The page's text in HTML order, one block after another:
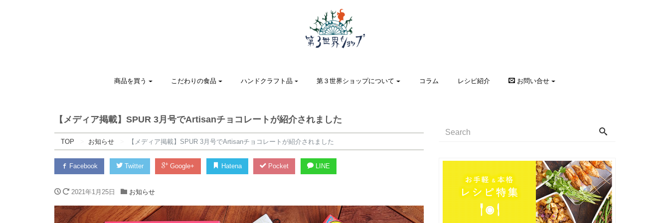
商品を買う こだわりの食品 ハンドクラフト品 第３世界ショップについて コラム レシピ紹介 お問い合せ
【メディア掲載】SPUR 3月号でArtisanチョコレートが紹介されました
TOP お知らせ 【メディア掲載】SPUR 3月号でArtisanチョコレートが紹介されました
Facebook Twitter Google+ Hatena Pocket LINE
2021年1月25日 お知らせ